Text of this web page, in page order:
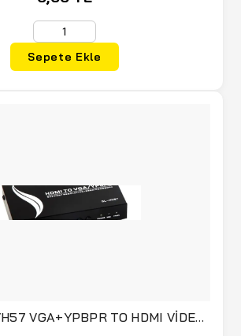
Sepete Ekle
VGA+YPBPR TO HDMI VİDEO